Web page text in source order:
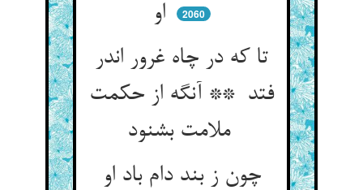
او
2060
تا که در چاه غرور اندر
فتد ** آنگه از حکمت
ملامت بشنود
چون ز بند دام باد او